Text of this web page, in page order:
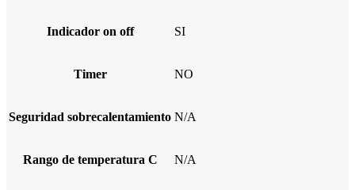
Indicador on off SI
Timer NO
Seguridad sobrecalentamiento N/A
Rango de temperatura C N/A